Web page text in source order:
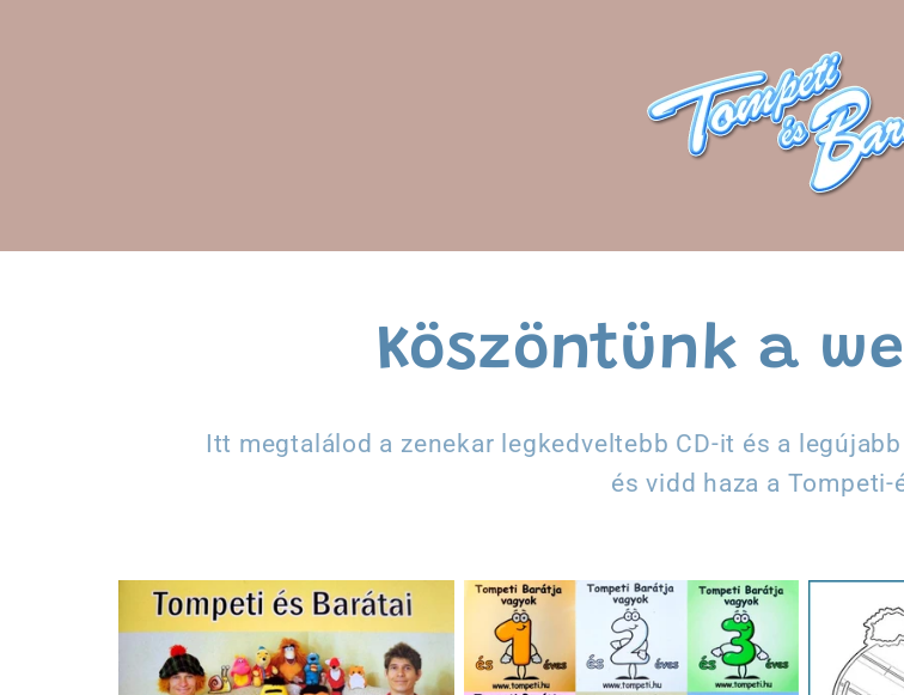
Köszöntünk a
Itt megtalálod a zenekar legkedveltebb CD-it és a
és vidd haza a Tompeti-